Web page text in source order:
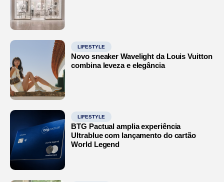
LIFESTYLE
Novo sneaker Wavelight da Louis Vuitton
combina leveza e elegância
LIFESTYLE
BTG Pactual amplia experiência
Ultrablue com lançamento do cartão
World Legend